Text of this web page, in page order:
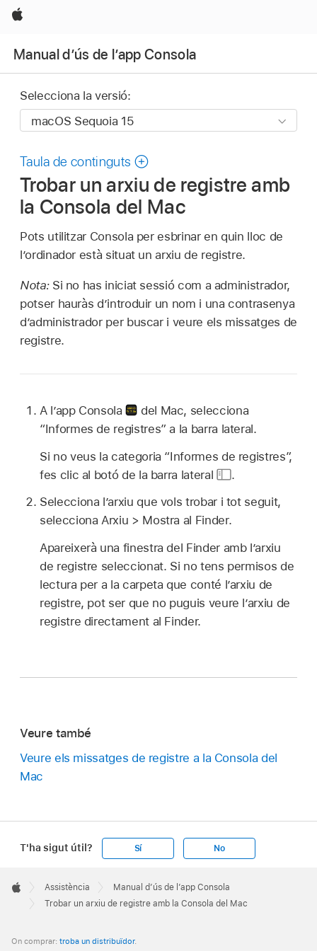
Apple
Manual d’ús de l’app Consola
Selecciona la versió:
Taula de continguts
Trobar un arxiu de registre amb
la Consola del Mac
Pots utilitzar Consola per esbrinar en quin lloc de
l’ordinador està situat un arxiu de registre.
Nota: Si no has iniciat sessió com a administrador,
potser hauràs d’introduir un nom i una contrasenya
d’administrador per buscar i veure els missatges de
registre.
A l’app Consola
del Mac, selecciona
“Informes de registres” a la barra lateral.
Si no veus la categoria “Informes de registres”,
fes clic al botó de la barra lateral
.
Selecciona l’arxiu que vols trobar i tot seguit,
selecciona Arxiu > Mostra al Finder.
Apareixerà una finestra del Finder amb l’arxiu
de registre seleccionat. Si no tens permisos de
lectura per a la carpeta que conté l’arxiu de
registre, pot ser que no puguis veure l’arxiu de
registre directament al Finder.
Veure també
Veure els missatges de registre a la Consola del
Mac
T'ha sigut útil? Sí No
Footer

Apple
Assistència
Manual d’ús de l’app Consola
Trobar un arxiu de registre amb la Consola del Mac
On comprar: troba un distribuïdor.